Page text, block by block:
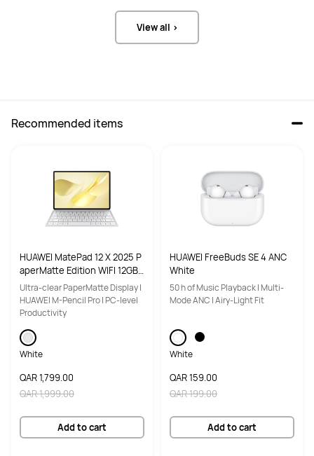
View all >
Recommended items
HUAWEI MatePad 12 X 2025 P
aperMatte Edition WIFI 12GB+
256GB White Inbox Keyboard
Ultra-clear PaperMatte Display |
HUAWEI M-Pencil Pro | PC-level
Productivity
White
QAR 1,799.00
QAR 1,999.00
Add to cart
HUAWEI FreeBuds SE 4 ANC
White
50 h of Music Playback | Multi-
Mode ANC | Airy-Light Fit
White
QAR 159.00
QAR 199.00
Add to cart